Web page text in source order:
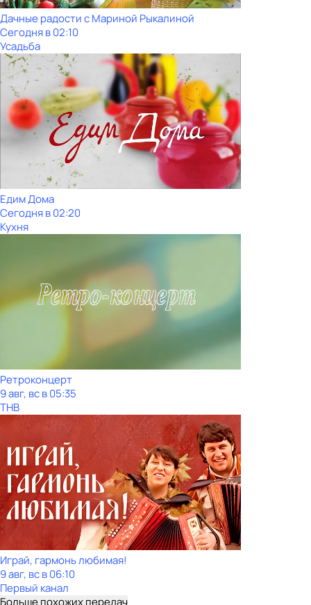
Дачные радости с Мариной Рыкалиной
Сегодня в 02:10
Усадьба
Едим Дома
Сегодня в 02:20
Кухня
Ретроконцерт
9 авг, вс в 05:35
ТНВ
Играй, гармонь любимая!
9 авг, вс в 06:10
Первый канал
Больше похожих передач